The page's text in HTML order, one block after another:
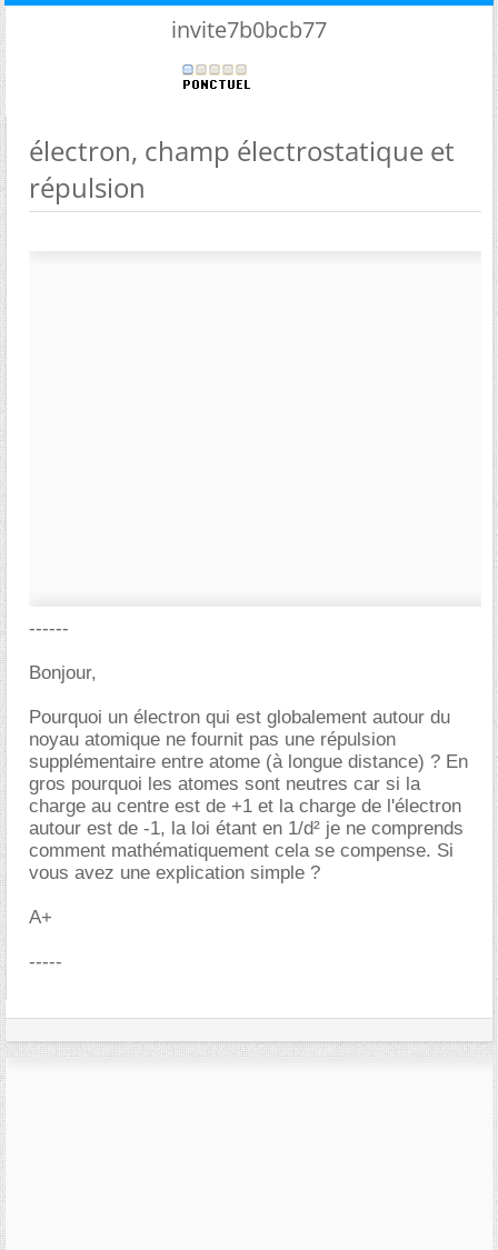
invite7b0bcb77
électron, champ électrostatique et
répulsion
------
Bonjour,
Pourquoi un électron qui est globalement autour du
noyau atomique ne fournit pas une répulsion
supplémentaire entre atome (à longue distance) ? En
gros pourquoi les atomes sont neutres car si la
charge au centre est de +1 et la charge de l'électron
autour est de -1, la loi étant en 1/d² je ne comprends
comment mathématiquement cela se compense. Si
vous avez une explication simple ?
A+
-----